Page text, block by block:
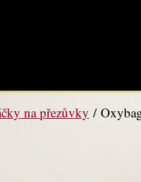
na přezůvky /